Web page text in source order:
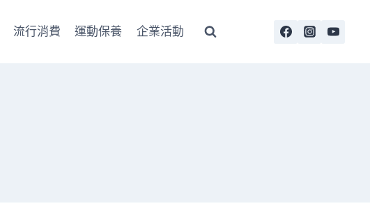
流行消費 運動保養 企業活動